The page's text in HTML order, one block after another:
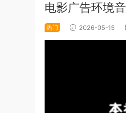
电影广告环境
热门 2026-05-15